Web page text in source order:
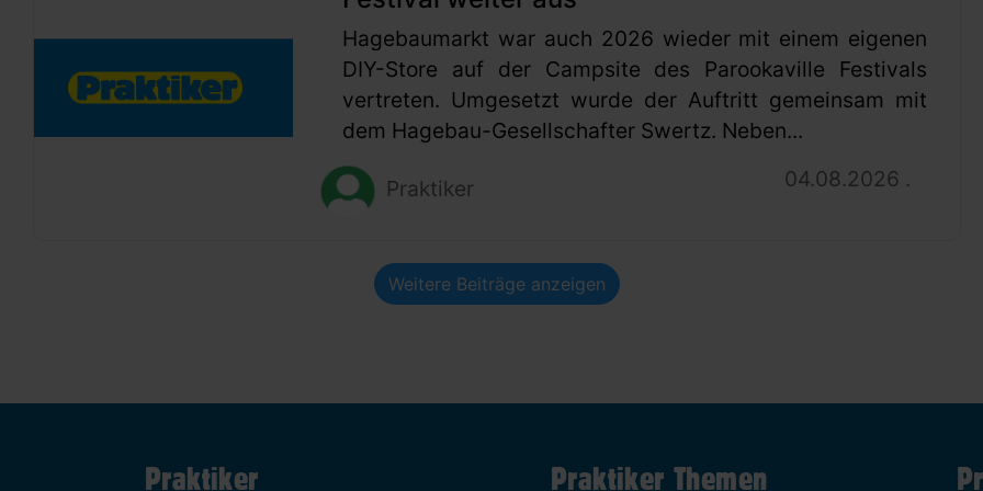
Hagebaumarkt war auch 2026 wieder mit einem eigenen
DIY-Store auf der Campsite des Parookaville Festivals
vertreten. Umgesetzt wurde der Auftritt gemeinsam mit
dem Hagebau-Gesellschafter Swertz. Neben...
Praktiker 04.08.2026 .
Weitere Beiträge anzeigen
Praktiker Praktiker Themen